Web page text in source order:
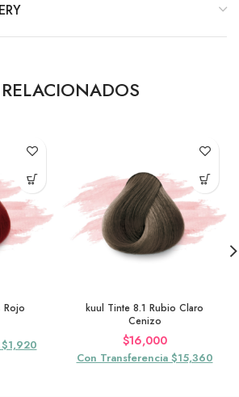
Rojo
kuul Tinte 8.1 Rubio Claro
Cenizo
$16,000
Con Transferencia $15,360